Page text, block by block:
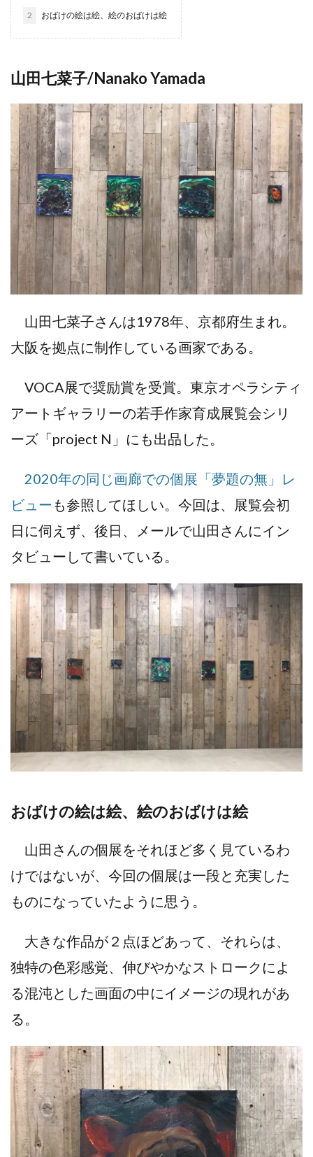
2 おばけの絵は絵、絵のおばけは絵
山田七菜子/Nanako Yamada
山田七菜子さんは1978年、京都府生まれ。
大阪を拠点に制作している画家である。
VOCA展で奨励賞を受賞。東京オペラシティ
アートギャラリーの若手作家育成展覧会シリ
ーズ「project N」にも出品した。
2020年の同じ画廊での個展「夢題の無」レ
ビューも参照してほしい。今回は、展覧会初
日に伺えず、後日、メールで山田さんにイン
タビューして書いている。
おばけの絵は絵、絵のおばけは絵
山田さんの個展をそれほど多く見ているわ
けではないが、今回の個展は一段と充実した
ものになっていたように思う。
大きな作品が２点ほどあって、それらは、
独特の色彩感覚、伸びやかなストロークによ
る混沌とした画面の中にイメージの現れがあ
る。